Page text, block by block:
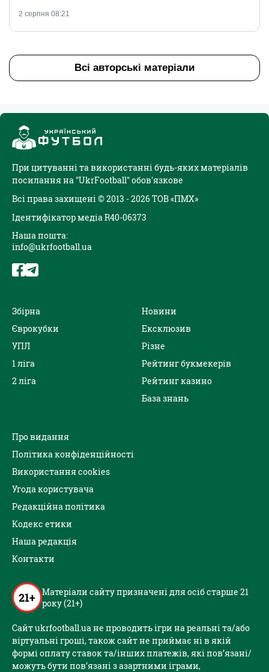
2 серпня 08:21
Всі авторські матеріали
При цитуванні та використанні будь-яких матеріалів
посилання на "UkrFootball" обов'язкове
Всі права захищені © 2013 - 2026 ТОВ «ПМХ»
Ідентифікатор медіа R40-06373
Наша пошта:
info@ukrfootball.ua
Збірна
Єврокубки
УПЛ
1 ліга
2 ліга
Новини
Ексклюзив
Різне
Рейтинг букмекерів
Рейтинг казино
База знань
Про видання
Політика конфіденційності
Використання cookies
Угода користувача
Редакційна політика
Кодекс етики
Наша редакція
Контакти
21+ Матеріали сайту призначені для осіб старше 21
року (21+)
Сайт ukrfootball.ua не проводить ігри на реальні та/або
віртуальні гроші, також сайт не приймає ні в якій
формі оплату ставок та/інших платежів, які пов’язані/
можуть бути пов’язані з азартними іграми,